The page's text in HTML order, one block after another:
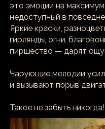
это эмоции на
недоступный в
Яркие краски,
гирлянды, огни,
пиршество — дарят
Чарующие мелодии
и вызывают порыв
Такое не забыть никогда!